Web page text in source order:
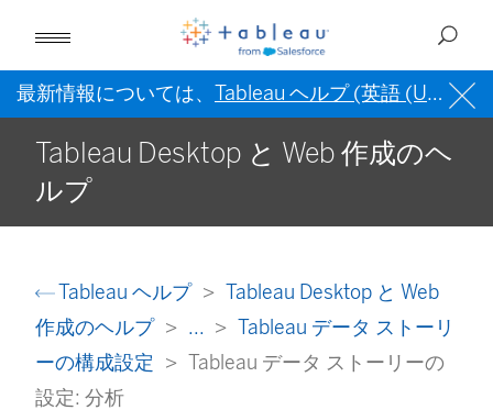
最新情報については、 Tableau ヘルプ (英語 (US)) を
Tableau Desktop と Web 作成のヘ
ルプ
Tableau ヘルプ
Tableau Desktop と Web
作成のヘルプ
...
Tableau データ ストーリ
ーの構成設定
Tableau データ ストーリーの
設定: 分析